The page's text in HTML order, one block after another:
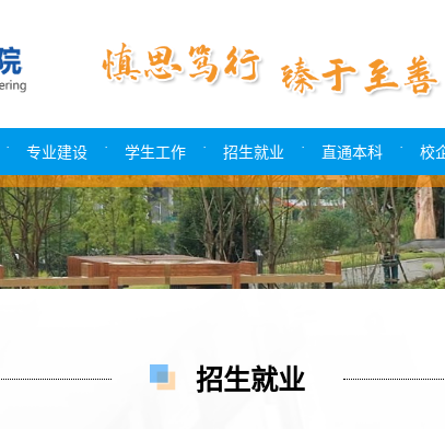
· 专业建设 · 学生工作 · 招生就业 · 直通本科 · 校
招生就业